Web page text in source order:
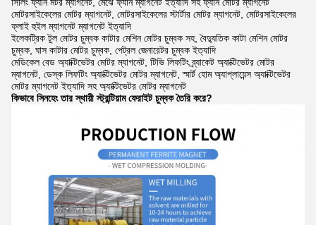
মোটরসাইকেলের মোটর ম্যাগনেট, মোটরসাইকেলের স্টার্টার মোটর ম্যাগনেট, মোটরসাইকেলের
ফ্লাই হুইল ম্যাগনেট ম্যাগনেট ইত্যাদি
ইলেকট্রিক টুল মোটর চুম্বক কাটার মেশিন মোটর চুম্বক সহ, বৈদ্যুতিক কাটা মেশিন মোটর
চুম্বক, ঘাস কাটার মোটর চুম্বক, পেট্রল জেনারেটর চুম্বক ইত্যাদি
মেডিকেল বেড অ্যাক্টিভেটর মোটর ম্যাগনেট, টিভি লিফটিং ব্র্যাকেট অ্যাক্টিভেটর মোটর
ম্যাগনেট, ডেস্ক লিফটিং অ্যাক্টিভেটর মোটর ম্যাগনেট, স্মার্ট হোম অ্যাপ্লায়েন্স অ্যাক্টিভেটর
মোটর ম্যাগনেট ইত্যাদি সহ অ্যাক্টিভেটর মোটর ম্যাগনেট
কিভাবে সিনহেং তার স্থায়ী স্ট্রন্টিয়াম ফেরাইট চুম্বক তৈরি করে?